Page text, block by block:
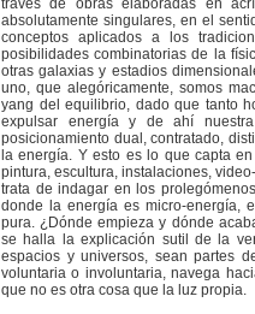
través de obras elaboradas en
absolutamente singulares, en el
conceptos aplicados a los
posibilidades combinatorias de la
otras galaxias y estadios
uno, que alegóricamente, somos
yang del equilibrio, dado que tanto
expulsar energía y de ahí
posicionamiento dual, contratado,
la energía. Y esto es lo que capta
pintura, escultura, instalaciones,
trata de indagar en los
donde la energía es micro-energía,
pura. ¿Dónde empieza y dónde
se halla la explicación sutil de la
espacios y universos, sean partes
voluntaria o involuntaria, navega
que no es otra cosa que la luz propia.